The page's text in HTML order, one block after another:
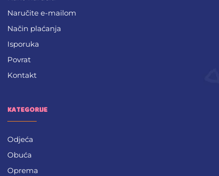
Naručite e-mailom
Način plaćanja
Isporuka
Povrat
Kontakt
KATEGORIJE
Odjeća
Obuća
Oprema